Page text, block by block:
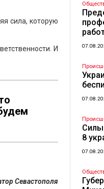
сила, которую
И
Севастополя
Силы
8